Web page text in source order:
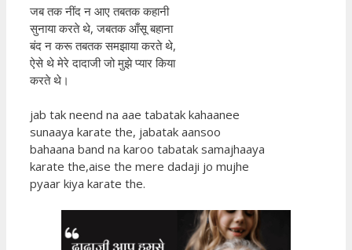
जब तक नींद न आए तबतक कहानी
सुनाया करते थे, जबतक आँसू बहाना
बंद न करू तबतक समझाया करते थे,
ऐसे थे मेरे दादाजी जो मुझे प्यार किया
करते थे।
jab tak neend na aae tabatak kahaanee
sunaaya karate the, jabatak aansoo
bahaana band na karoo tabatak samajhaaya
karate the,aise the mere dadaji jo mujhe
pyaar kiya karate the.